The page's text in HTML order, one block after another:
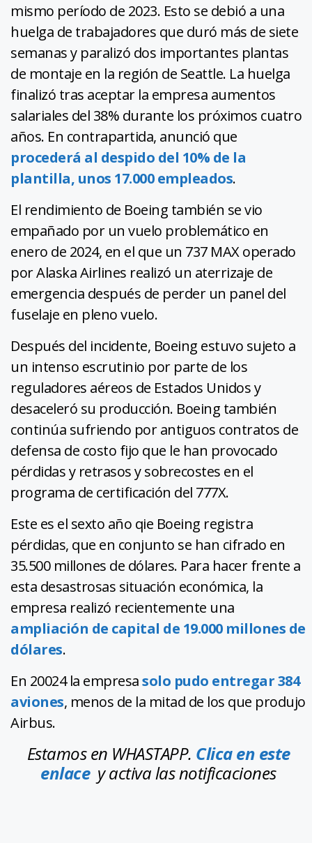
mismo período de 2023. Esto se debió a una
huelga de trabajadores que duró más de siete
semanas y paralizó dos importantes plantas
de montaje en la región de Seattle. La huelga
finalizó tras aceptar la empresa aumentos
salariales del 38% durante los próximos cuatro
años. En contrapartida, anunció que
procederá al despido del 10% de la
plantilla, unos 17.000 empleados.
El rendimiento de Boeing también se vio
empañado por un vuelo problemático en
enero de 2024, en el que un 737 MAX operado
por Alaska Airlines realizó un aterrizaje de
emergencia después de perder un panel del
fuselaje en pleno vuelo.
Después del incidente, Boeing estuvo sujeto a
un intenso escrutinio por parte de los
reguladores aéreos de Estados Unidos y
desaceleró su producción. Boeing también
continúa sufriendo por antiguos contratos de
defensa de costo fijo que le han provocado
pérdidas y retrasos y sobrecostes en el
programa de certificación del 777X.
Este es el sexto año qie Boeing registra
pérdidas, que en conjunto se han cifrado en
35.500 millones de dólares. Para hacer frente a
esta desastrosas situación económica, la
empresa realizó recientemente una
ampliación de capital de 19.000 millones de
dólares.
En 20024 la empresasolo pudo entregar 384
aviones, menos de la mitad de los que produjo
Airbus.
Estamos en WHASTAPP. Clica en este
enlacey activa las notificaciones